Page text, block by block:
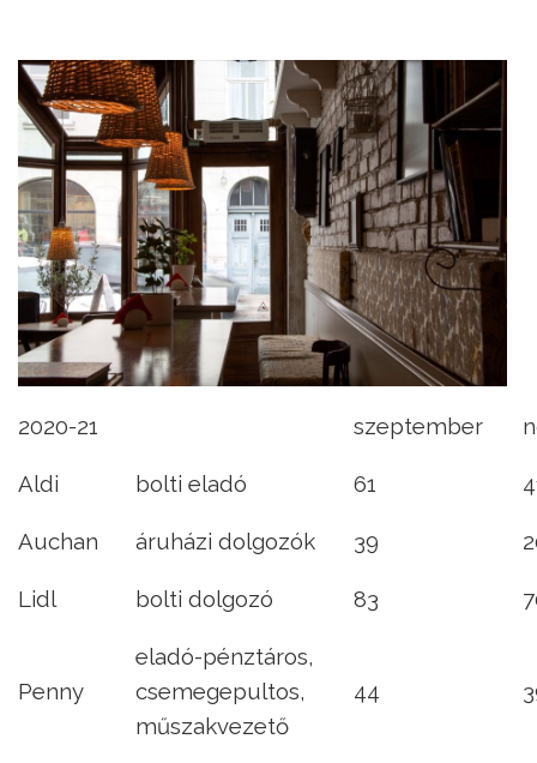
2020-21 szeptember
Aldi bolti eladó 61
Auchan áruházi dolgozók 39
Lidl bolti dolgozó 83
Penny
eladó-pénztáros,
csemegepultos,
műszakvezető
44